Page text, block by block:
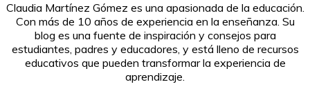
Claudia Martínez Gómez es una apasionada de la educación.
Con más de 10 años de experiencia en la enseñanza. Su
blog es una fuente de inspiración y consejos para
estudiantes, padres y educadores, y está lleno de recursos
educativos que pueden transformar la experiencia de
aprendizaje.